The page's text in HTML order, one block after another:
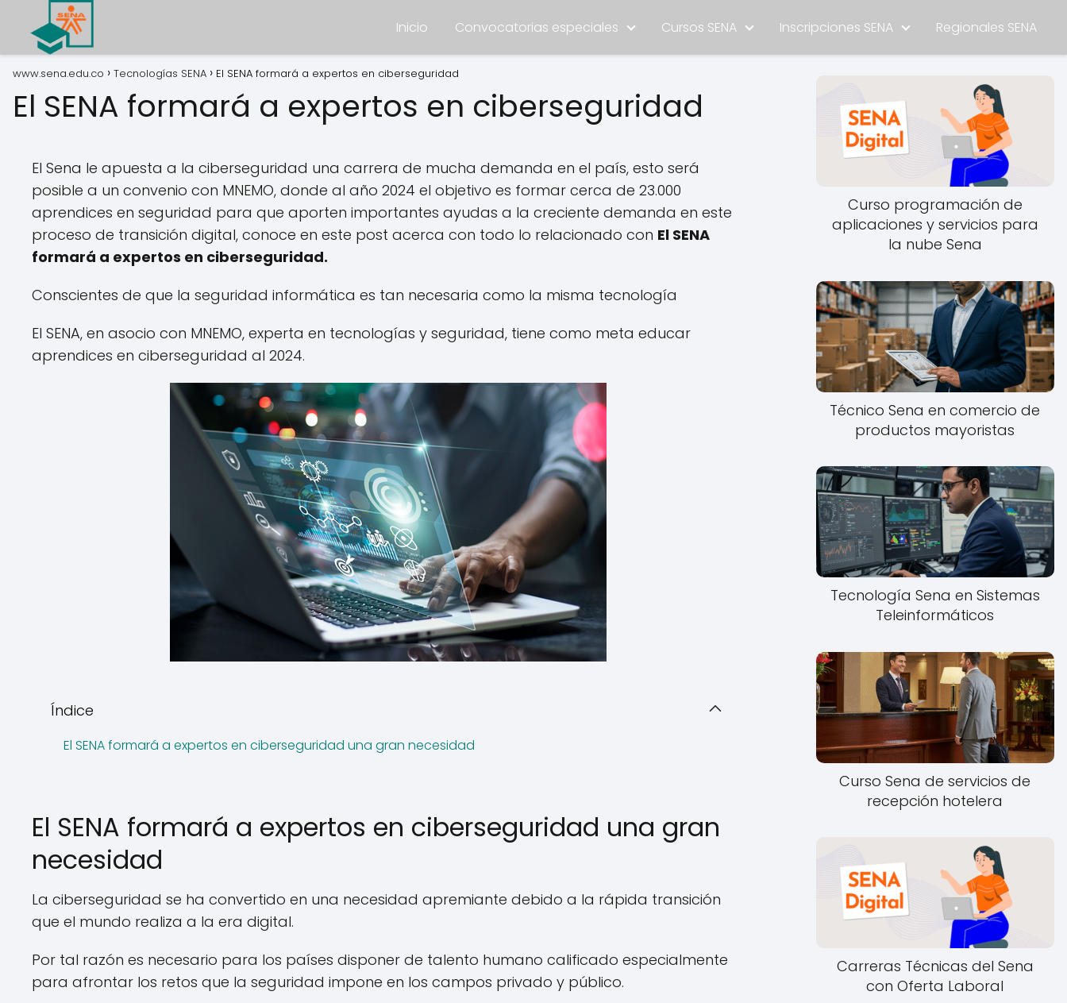
Inicio Convocatorias especiales Cursos SENA Inscripciones SENA Regionales SENA
www.sena.edu.co Tecnologías SENA El SENA formará a expertos en ciberseguridad
El SENA formará a expertos en ciberseguridad
El Sena le apuesta a la ciberseguridad una carrera de mucha demanda en el país, esto será
posible a un convenio con MNEMO, donde al año 2024 el objetivo es formar cerca de 23.000
aprendices en seguridad para que aporten importantes ayudas a la creciente demanda en este
proceso de transición digital, conoce en este post acerca con todo lo relacionado con El SENA
formará a expertos en ciberseguridad.
Conscientes de que la seguridad informática es tan necesaria como la misma tecnología
El SENA, en asocio con MNEMO, experta en tecnologías y seguridad, tiene como meta educar
aprendices en ciberseguridad al 2024.
Índice
El SENA formará a expertos en ciberseguridad una gran necesidad
El SENA formará a expertos en ciberseguridad una gran
necesidad
La ciberseguridad se ha convertido en una necesidad apremiante debido a la rápida transición
que el mundo realiza a la era digital.
Por tal razón es necesario para los países disponer de talento humano calificado especialmente
para afrontar los retos que la seguridad impone en los campos privado y público.
Curso programación de
aplicaciones y servicios para
la nube Sena
Técnico Sena en comercio de
productos mayoristas
Tecnología Sena en Sistemas
Teleinformáticos
Curso Sena de servicios de
recepción hotelera
Carreras Técnicas del Sena
con Oferta Laboral